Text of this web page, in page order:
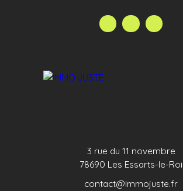
3 rue du 11 novembre
78690 Les Essarts-le-Roi
contact@immojuste.fr